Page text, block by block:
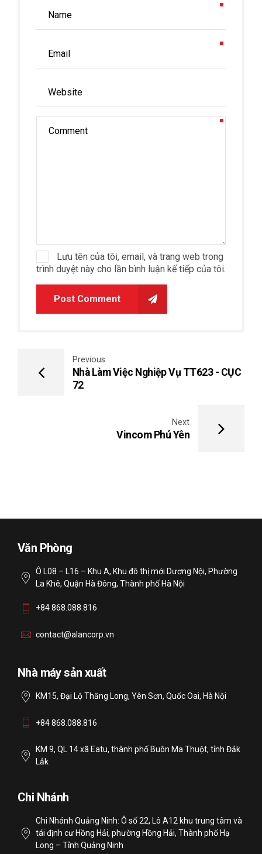
Lưu tên của tôi, email, và trang web trong
trình duyệt này cho lần bình luận kế tiếp của tôi.
Post Comment
Previous
Nhà Làm Việc Nghiệp Vụ TT623 - CỤC
72
Next
Vincom Phú Yên
Văn Phòng
Ô L08 – L16 – Khu A, Khu đô thị mới Dương Nội, Phường
La Khê, Quận Hà Đông, Thành phố Hà Nội
+84 868.088.816
contact@alancorp.vn
Nhà máy sản xuất
KM15, Đại Lộ Thăng Long, Yên Sơn, Quốc Oai, Hà Nội
+84 868.088.816
KM 9, QL 14 xã Eatu, thành phố Buôn Ma Thuột, tỉnh Đắk
Lắk
Chi Nhánh
Chi Nhánh Quảng Ninh: Ô số 22, Lô A12 khu trung tâm và
tái định cư Hồng Hải, phường Hồng Hải, Thành phố Hạ
Long – Tỉnh Quảng Ninh